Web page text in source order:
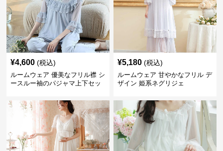
¥4,600 (税込)
ルームウェア 優美なフリル襟 シ
ースルー袖のパジャマ上下セッ
¥5,180 (税込)
ルームウェア 甘やかなフリル デ
ザイン 姫系ネグリジェ